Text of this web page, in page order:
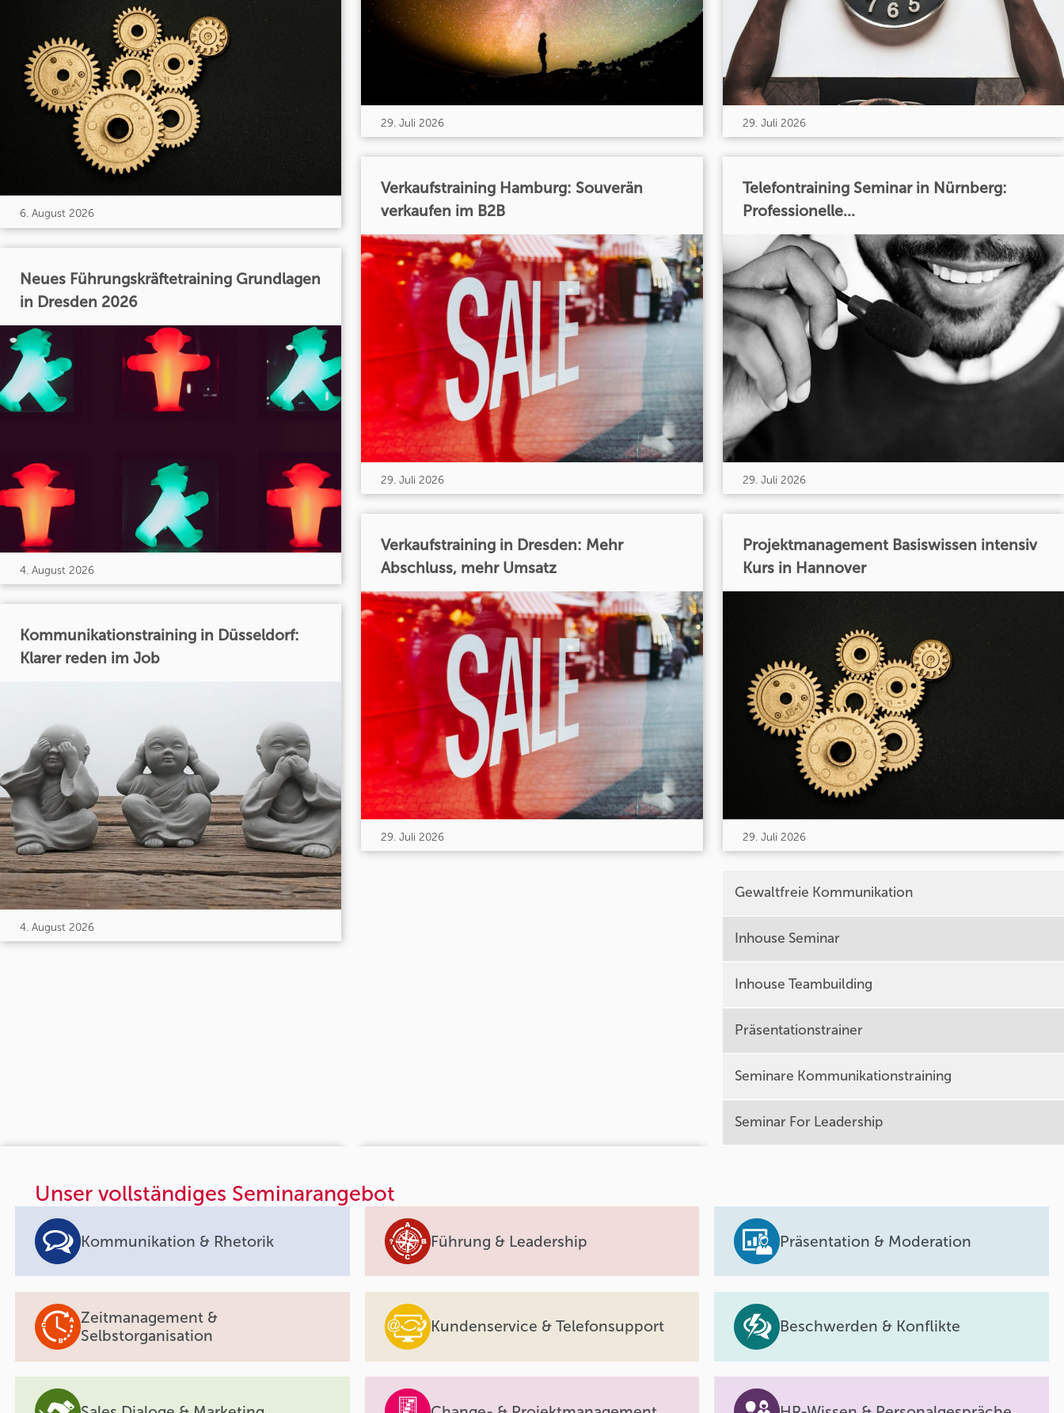
6. August 2026
Neues Führungskräftetraining Grundlagen
in Dresden 2026
4. August 2026
Kommunikationstraining in Düsseldorf:
Klarer reden im Job
4. August 2026
29. Juli 2026
Verkaufstraining Hamburg: Souverän
verkaufen im B2B
29. Juli 2026
Verkaufstraining in Dresden: Mehr
Abschluss, mehr Umsatz
29. Juli 2026
29. Juli 2026
Telefontraining Seminar in Nürnberg:
Professionelle...
29. Juli 2026
Projektmanagement Basiswissen intensiv
Kurs in Hannover
29. Juli 2026
Gewaltfreie Kommunikation
Inhouse Seminar
Inhouse Teambuilding
Präsentationstrainer
Seminare Kommunikationstraining
Seminar For Leadership
Unser vollständiges Seminarangebot
Kommunikation & Rhetorik Führung & Leadership Präsentation & Moderation
Zeitmanagement &
Selbstorganisation
Kundenservice & Telefonsupport Beschwerden & Konflikte